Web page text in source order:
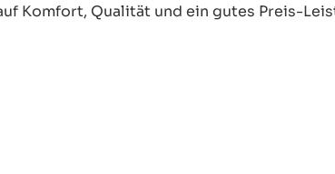
Komfort, Qualität und ein gutes Preis-